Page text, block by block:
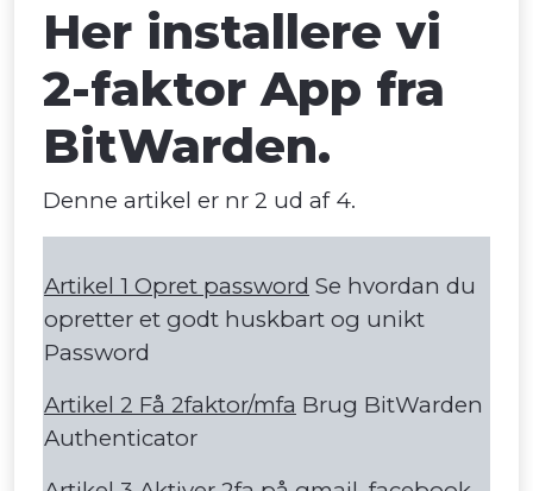
Her installere vi
2-faktor App fra
BitWarden.
Denne artikel er nr 2 ud af 4.
Artikel 1 Opret password Se hvordan du
opretter et godt huskbart og unikt
Password
Artikel 2 Få 2faktor/mfa Brug BitWarden
Authenticator